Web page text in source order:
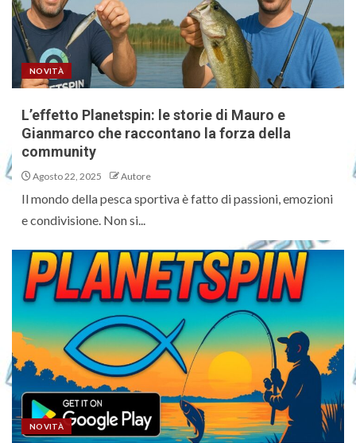
NOVITÀ
L’effetto Planetspin: le storie di Mauro e
Gianmarco che raccontano la forza della
community
Agosto 22, 2025 Autore
Il mondo della pesca sportiva è fatto di passioni, emozioni
e condivisione. Non si...
NOVITÀ